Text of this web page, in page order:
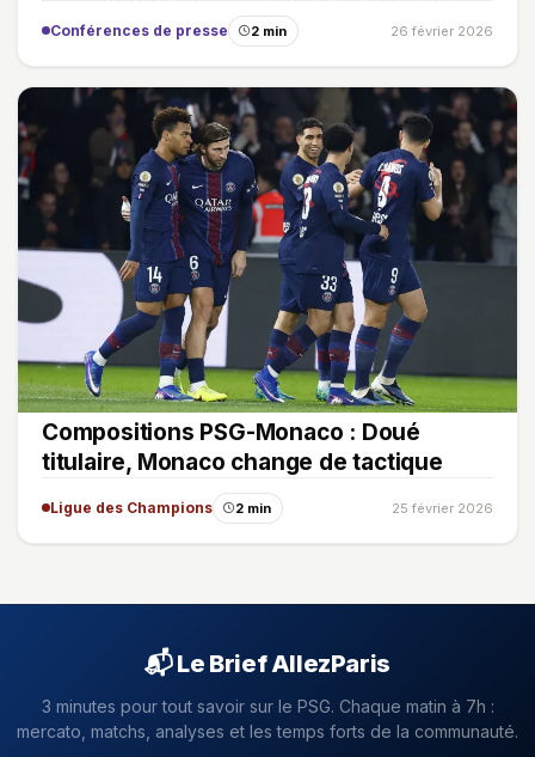
Conférences de presse 2 min 26 février 2026
Compositions PSG-Monaco : Doué
titulaire, Monaco change de tactique
Ligue des Champions 2 min 25 février 2026
📬 Le Brief AllezParis
3 minutes pour tout savoir sur le PSG. Chaque matin à 7h :
mercato, matchs, analyses et les temps forts de la communauté.